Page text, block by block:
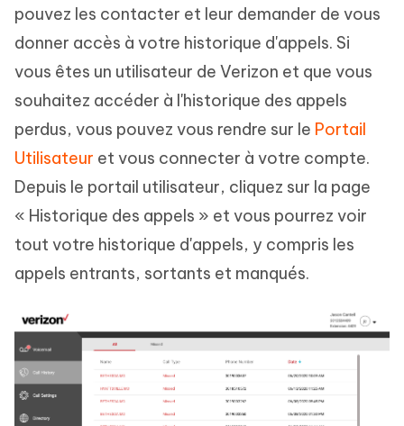
pouvez les contacter et leur demander de vous
donner accès à votre historique d'appels. Si
vous êtes un utilisateur de Verizon et que vous
souhaitez accéder à l'historique des appels
perdus, vous pouvez vous rendre sur le Portail
Utilisateur et vous connecter à votre compte.
Depuis le portail utilisateur, cliquez sur la page
« Historique des appels » et vous pourrez voir
tout votre historique d'appels, y compris les
appels entrants, sortants et manqués.